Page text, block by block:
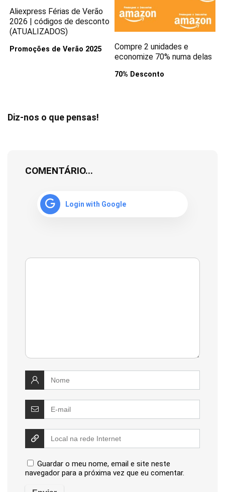
Aliexpress Férias de Verão
2026 | códigos de desconto
(ATUALIZADOS)
Promoções de Verão 2025
Compre 2 unidades e
economize 70% numa delas
70% Desconto
Diz-nos o que pensas!
COMENTÁRIO...
Login with Google
Guardar o meu nome, email e site neste
navegador para a próxima vez que eu comentar.